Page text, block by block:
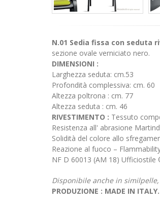
N.01 Sedia fissa con seduta
sezione ovale verniciato nero.
DIMENSIONI :
Larghezza seduta: cm.53
Profondità complessiva: cm. 60
Altezza poltrona : cm. 77
Altezza seduta : cm. 46
RIVESTIMENTO : Tessuto
Resistenza all' abrasione
Solidità del colore allo
Reazione al fuoco –
NF D 60013 (AM 18) Ufficiostile
Disponibile anche in
PRODUZIONE : MADE IN ITALY.